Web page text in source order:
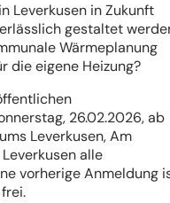
Leverkusen in Zukunft
gestaltet
Wärmeplanung
die eigene Heizung?
26.02.2026, ab
Leverkusen, Am
alle
vorherige Anmeldung